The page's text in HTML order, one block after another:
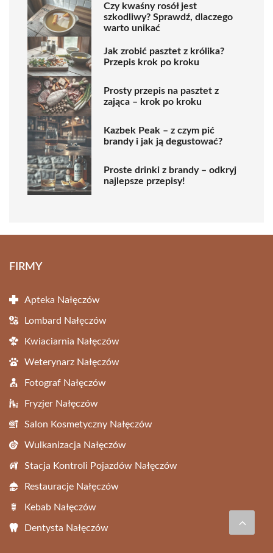
Czy kwaśny rosół jest
szkodliwy? Sprawdź, dlaczego
warto unikać
Jak zrobić pasztet z królika?
Przepis krok po kroku
Prosty przepis na pasztet z
zająca – krok po kroku
Kazbek Peak – z czym pić
brandy i jak ją degustować?
Proste drinki z brandy – odkryj
najlepsze przepisy!
FIRMY
Apteka Nałęczów
Lombard Nałęczów
Kwiaciarnia Nałęczów
Weterynarz Nałęczów
Fotograf Nałęczów
Fryzjer Nałęczów
Salon Kosmetyczny Nałęczów
Wulkanizacja Nałęczów
Stacja Kontroli Pojazdów Nałęczów
Restauracje Nałęczów
Kebab Nałęczów
Dentysta Nałęczów